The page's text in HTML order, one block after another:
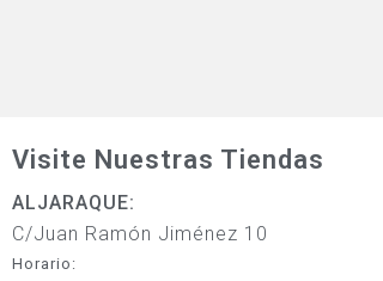
Visite Nuestras Tiendas
ALJARAQUE:
C/Juan Ramón Jiménez 10
Horario: